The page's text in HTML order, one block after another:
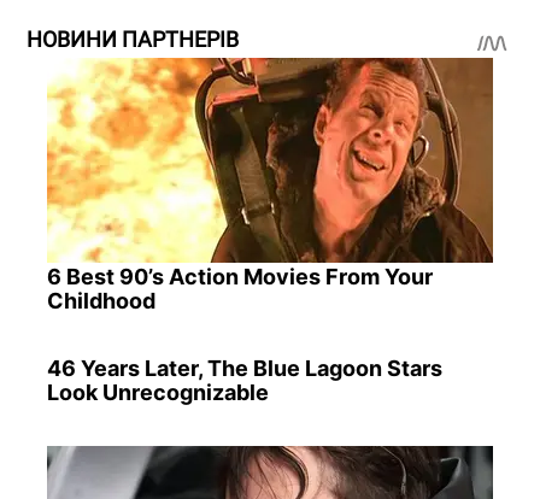
НОВИНИ ПАРТНЕРІВ
6 Best 90’s Action Movies From Your
Childhood
46 Years Later, The Blue Lagoon Stars
Look Unrecognizable